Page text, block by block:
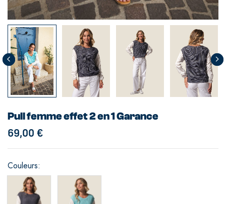
Pull femme effet 2 en 1 Garance
69,00 €
Couleurs